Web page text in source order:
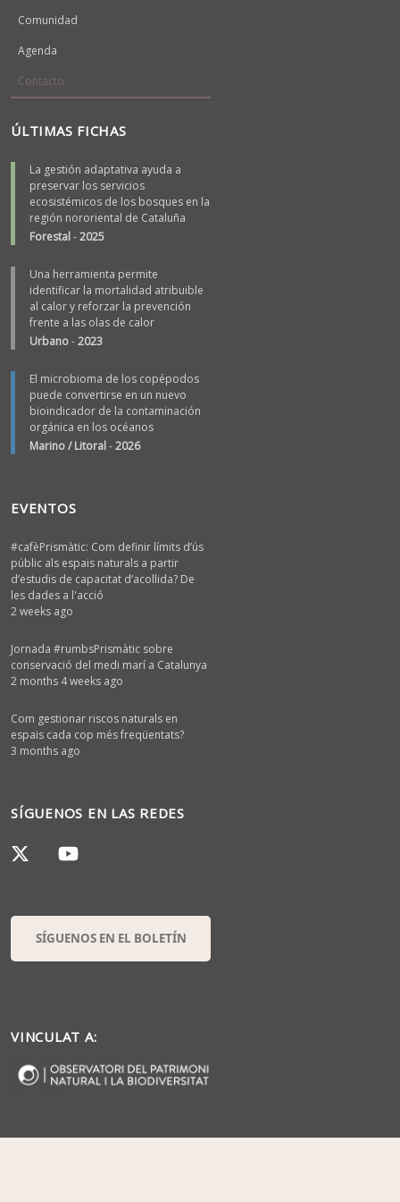
Comunidad
Agenda
Contacto
ÚLTIMAS FICHAS
La gestión adaptativa ayuda a
preservar los servicios
ecosistémicos de los bosques en la
región nororiental de Cataluña
Forestal-2025
Una herramienta permite
identificar la mortalidad atribuible
al calor y reforzar la prevención
frente a las olas de calor
Urbano-2023
El microbioma de los copépodos
puede convertirse en un nuevo
bioindicador de la contaminación
orgánica en los océanos
Marino / Litoral-2026
EVENTOS
#cafèPrismàtic: Com definir límits d’ús
públic als espais naturals a partir
d’estudis de capacitat d’acollida? De
les dades a l'acció
2 weeks ago
Jornada #rumbsPrismàtic sobre
conservació del medi marí a Catalunya
2 months 4 weeks ago
Com gestionar riscos naturals en
espais cada cop més freqüentats?
3 months ago
SÍGUENOS EN LAS REDES
SÍGUENOS EN EL BOLETÍN
VINCULAT A: